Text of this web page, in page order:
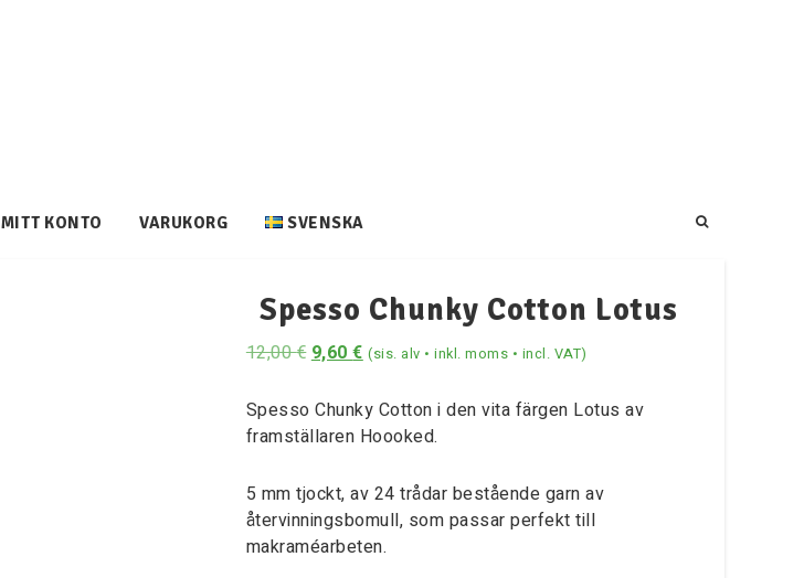
MITT KONTO VARUKORG SVENSKA
Spesso Chunky Cotton Lotus
12,00€9,60€ (sis. alv • inkl. moms • incl. VAT)
Spesso Chunky Cotton i den vita färgen Lotus av
framställaren Hoooked.
5 mm tjockt, av 24 trådar bestående garn av
återvinningsbomull, som passar perfekt till
makraméarbeten.